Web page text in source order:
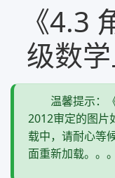
《4.3
级数
温馨提示：
2012审定的图片
载中，请耐心等
面重新加载。。。